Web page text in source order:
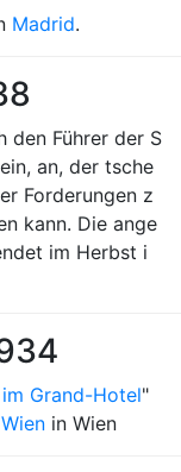
Madrid.
den Führer der S
an, der tsche
Forderungen z
kann. Die ange
im Herbst i
Grand-Hotel"
in Wien